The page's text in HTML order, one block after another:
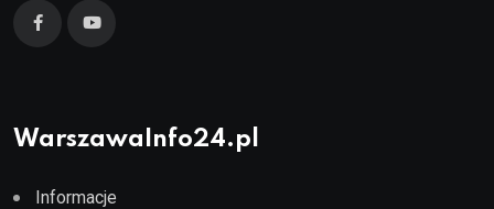
WarszawaInfo24.pl
Informacje